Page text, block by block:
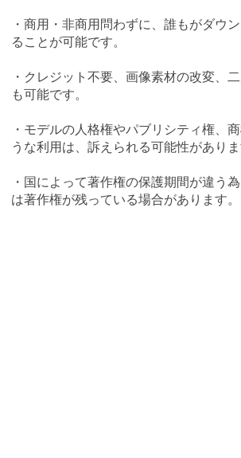
・商用・非商用問わずに、誰もがダウ
ることが可能です。
・クレジット不要、画像素材の改変、
も可能です。
・モデルの人格権やパブリシティ権、
うな利用は、訴えられる可能性がありま
・国によって著作権の保護期間が違う
は著作権が残っている場合があります。